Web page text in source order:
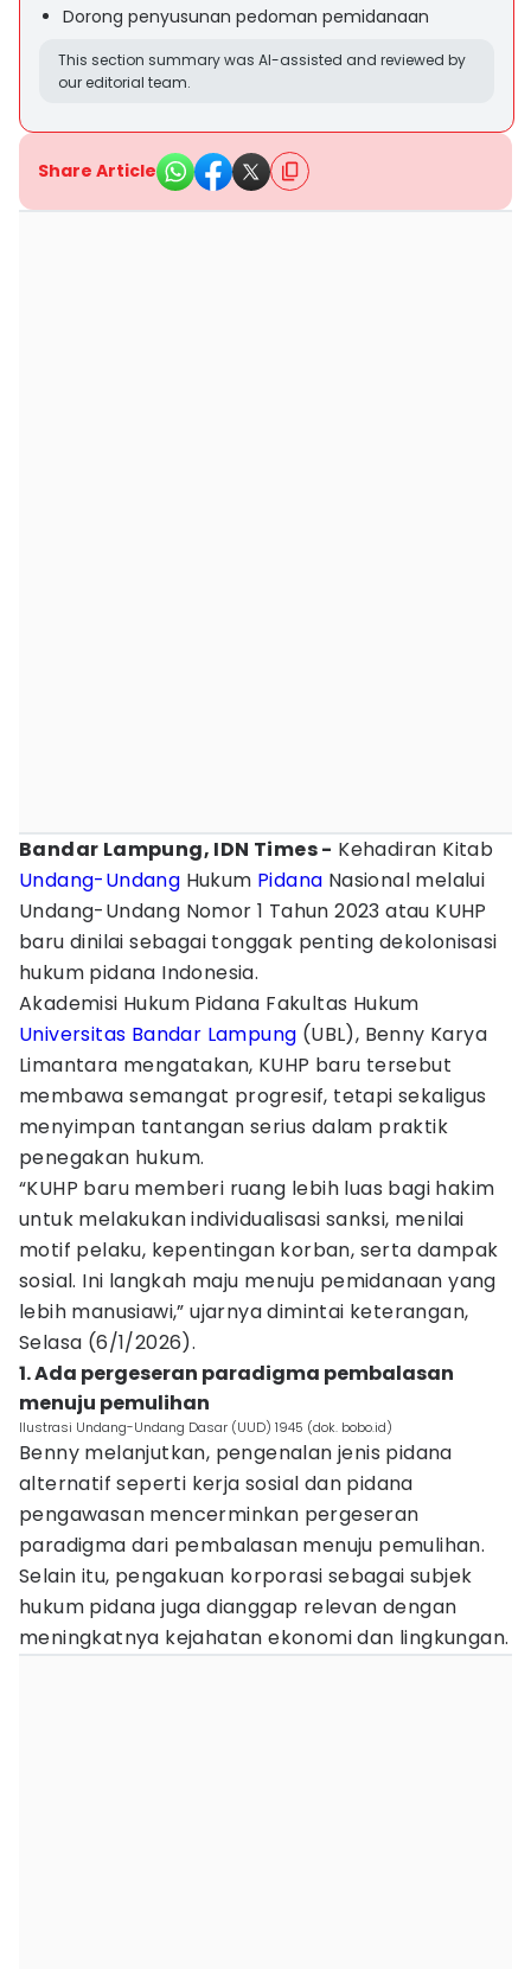
Dorong penyusunan pedoman pemidanaan
This section summary was AI-assisted and reviewed by
our editorial team.
Share Article
Bandar Lampung, IDN Times - Kehadiran Kitab
Undang-Undang Hukum Pidana Nasional melalui
Undang-Undang Nomor 1 Tahun 2023 atau KUHP
baru dinilai sebagai tonggak penting dekolonisasi
hukum pidana Indonesia.
Akademisi Hukum Pidana Fakultas Hukum
Universitas Bandar Lampung (UBL), Benny Karya
Limantara mengatakan, KUHP baru tersebut
membawa semangat progresif, tetapi sekaligus
menyimpan tantangan serius dalam praktik
penegakan hukum.
“KUHP baru memberi ruang lebih luas bagi hakim
untuk melakukan individualisasi sanksi, menilai
motif pelaku, kepentingan korban, serta dampak
sosial. Ini langkah maju menuju pemidanaan yang
lebih manusiawi,” ujarnya dimintai keterangan,
Selasa (6/1/2026).
1. Ada pergeseran paradigma pembalasan
menuju pemulihan
Ilustrasi Undang-Undang Dasar (UUD) 1945 (dok. bobo.id)
Benny melanjutkan, pengenalan jenis pidana
alternatif seperti kerja sosial dan pidana
pengawasan mencerminkan pergeseran
paradigma dari pembalasan menuju pemulihan.
Selain itu, pengakuan korporasi sebagai subjek
hukum pidana juga dianggap relevan dengan
meningkatnya kejahatan ekonomi dan lingkungan.